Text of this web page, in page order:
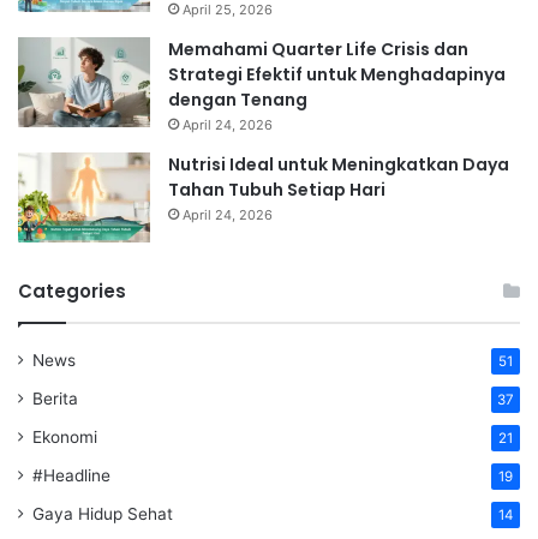
April 25, 2026
Memahami Quarter Life Crisis dan
Strategi Efektif untuk Menghadapinya
dengan Tenang
April 24, 2026
Nutrisi Ideal untuk Meningkatkan Daya
Tahan Tubuh Setiap Hari
April 24, 2026
Categories
News 51
Berita 37
Ekonomi 21
#Headline 19
Gaya Hidup Sehat 14